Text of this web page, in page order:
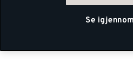
Se igjennom